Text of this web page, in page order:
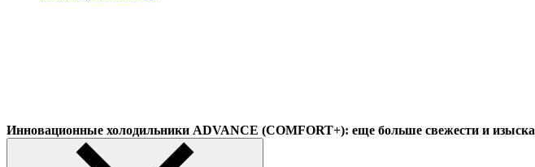
Инновационные холодильники ADVANCE (COMFORT+): еще больше свежести и изыска